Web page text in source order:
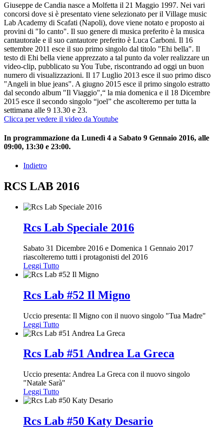
Giuseppe de Candia nasce a Molfetta il 21 Maggio 1997. Nei vari
concorsi dove si è presentato viene selezionato per il Village music
Lab Academy di Scafati (Napoli), dove viene notato e proposto ai
provini di "Io canto". Il suo genere di musica preferito è la musica
cantautorale e il suo cantautore preferito è Luca Carboni. Il 16
settembre 2011 esce il suo primo singolo dal titolo "Ehi bella". Il
testo di Ehi bella viene apprezzato a tal punto da voler realizzare un
video-clip, pubblicato su You Tube, riscontrando ad oggi un buon
numero di visualizzazioni. Il 17 Luglio 2013 esce il suo primo disco
"Angeli in blue jeans". A giugno 2015 esce il primo singolo estratto
dal secondo album "Il Viaggio",“ la mia domenica e il 18 Dicembre
2015 esce il secondo singolo “joel” che ascolteremo per tutta la
settimana alle 9 13.30 e 23.
Clicca per vedere il video da Youtube
In programmazione da Lunedì 4 a Sabato 9 Gennaio 2016, alle
09:00, 13:30 e 23:00.
Indietro
RCS LAB 2016
Rcs Lab Speciale 2016
Sabato 31 Dicembre 2016 e Domenica 1 Gennaio 2017
riascolteremo tutti i protagonisti del 2016
Leggi Tutto
Rcs Lab #52 Il Migno
Uccio presenta: Il Migno con il nuovo singolo "Tua Madre"
Leggi Tutto
Rcs Lab #51 Andrea La Greca
Uccio presenta: Andrea La Greca con il nuovo singolo
"Natale Sarà"
Leggi Tutto
Rcs Lab #50 Katy Desario